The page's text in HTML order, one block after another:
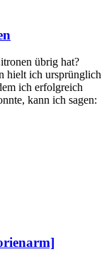
übrig hat?
hielt ich ursprünglich
ich erfolgreich
kann ich sagen: